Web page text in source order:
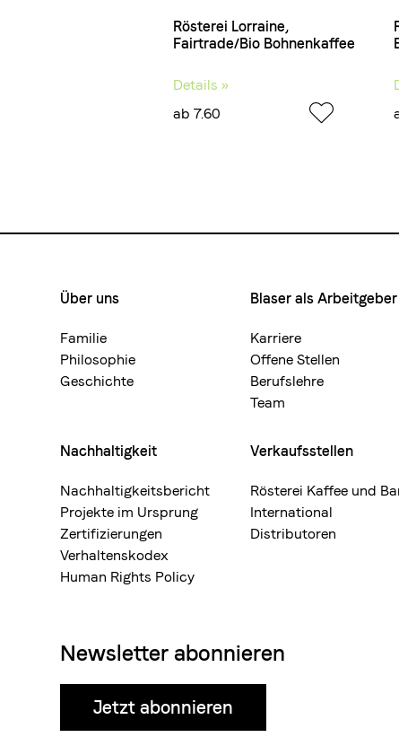
Rösterei Lorraine,
Fairtrade/Bio Bohnenkaffee
Details »
ab 7.60
Footermenue-
neu
Über uns
Familie
Philosophie
Geschichte
Blaser als Arbeitgeber
Karriere
Offene Stellen
Berufslehre
Team
Nachhaltigkeit
Nachhaltigkeitsbericht
Projekte im Ursprung
Zertifizierungen
Verhaltenskodex
Human Rights Policy
Verkaufsstellen
Rösterei Kaffee und
International
Distributoren
Newsletter abonnieren
Jetzt abonnieren